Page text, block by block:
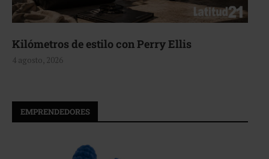
Aerie, texturas que fluyen
4 agosto, 2026
EMPRENDEDORES